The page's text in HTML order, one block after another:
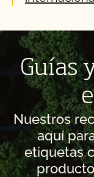
Guías
Nuestros
aquí
etiquetas